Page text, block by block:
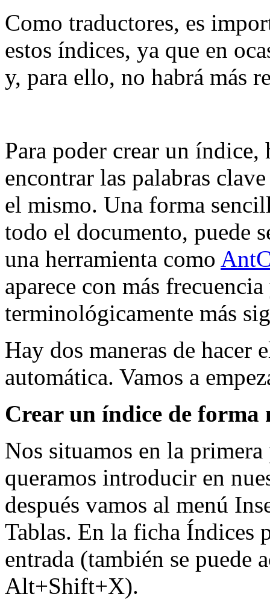
Como traductores, es
estos índices, ya que en
y, para ello, no habrá más
Para poder crear un
encontrar las palabras
el mismo. Una forma
todo el documento, puede
una herramienta como
aparece con más
terminológicamente más
Hay dos maneras de hacer
automática. Vamos a
Crear un índice de forma
Nos situamos en la
queramos introducir en
después vamos al menú
Tablas. En la ficha Índices
entrada (también se puede
Alt+Shift+X).